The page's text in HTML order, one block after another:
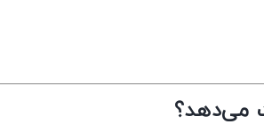
می‌دهد؟